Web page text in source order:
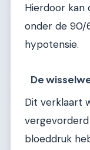
Hierdoor kan
onder de 90/
hypotensie.
De
Dit verklaart
bloeddruk